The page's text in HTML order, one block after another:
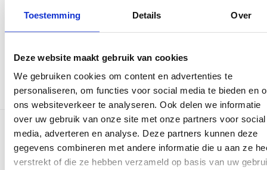
Toestemming Details Over
Deze website maakt gebruik van cookies
We gebruiken cookies om content en advertenties te
personaliseren, om functies voor social media te bieden en
ons websiteverkeer te analyseren. Ook delen we informatie
over uw gebruik van onze site met onze partners voor social
media, adverteren en analyse. Deze partners kunnen deze
gegevens combineren met andere informatie die u aan ze
verstrekt of die ze hebben verzameld op basis van uw